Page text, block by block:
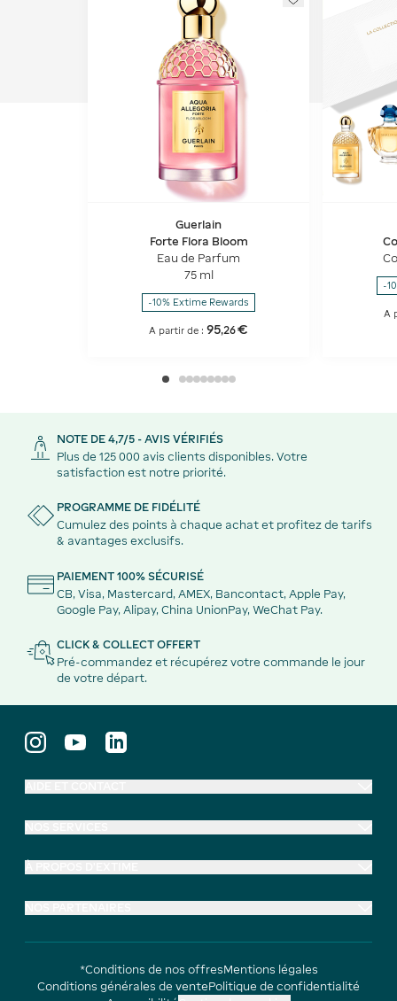
Guerlain
Forte Flora Bloom
Eau de Parfum
75 ml
-10% Extime Rewards
A partir de : 95,26€
-
A
NOTE DE 4,7/5 - AVIS VÉRIFIÉS
Plus de 125 000 avis clients disponibles. Votre
satisfaction est notre priorité.
PROGRAMME DE FIDÉLITÉ
Cumulez des points à chaque achat et profitez de tarifs
& avantages exclusifs.
PAIEMENT 100% SÉCURISÉ
CB, Visa, Mastercard, AMEX, Bancontact, Apple Pay,
Google Pay, Alipay, China UnionPay, WeChat Pay.
CLICK & COLLECT OFFERT
Pré-commandez et récupérez votre commande le jour
de votre départ.
*Conditions de nos offresMentions légales
Conditions générales de ventePolitique de confidentialité